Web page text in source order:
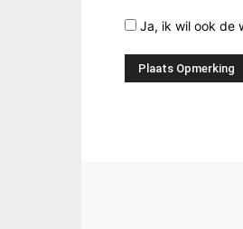
Ja, ik wil ook de